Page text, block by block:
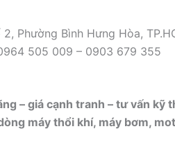
Phường Bình Hưng Hòa,
505 009 – 0903 679 355
– giá cạnh tranh – tư vấn kỹ
máy thổi khí, máy bơm,